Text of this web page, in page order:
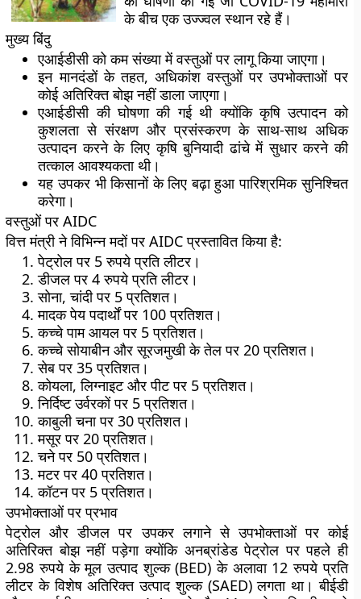
के बीच एक उज्ज्वल स्थान रहे हैं।
मुख्य बिंदु
एआईडीसी को कम संख्या में वस्तुओं पर लागू किया जाएगा।
इन मानदंडों के तहत, अधिकांश वस्तुओं पर उपभोक्ताओं पर
कोई अतिरिक्त बोझ नहीं डाला जाएगा।
एआईडीसी की घोषणा की गई थी क्योंकि कृषि उत्पादन को
कुशलता से संरक्षण और प्रसंस्करण के साथ-साथ अधिक
उत्पादन करने के लिए कृषि बुनियादी ढांचे में सुधार करने की
तत्काल आवश्यकता थी।
यह उपकर भी किसानों के लिए बढ़ा हुआ पारिश्रमिक सुनिश्चित
करेगा।
वस्तुओं पर AIDC
वित्त मंत्री ने विभिन्न मदों पर AIDC प्रस्तावित किया है:
पेट्रोल पर 5 रुपये प्रति लीटर।
डीजल पर 4 रुपये प्रति लीटर।
सोना, चांदी पर 5 प्रतिशत।
मादक पेय पदार्थों पर 100 प्रतिशत।
कच्चे पाम आयल पर 5 प्रतिशत।
कच्चे सोयाबीन और सूरजमुखी के तेल पर 20 प्रतिशत।
सेब पर 35 प्रतिशत।
कोयला, लिग्नाइट और पीट पर 5 प्रतिशत।
निर्दिष्ट उर्वरकों पर 5 प्रतिशत।
काबुली चना पर 30 प्रतिशत।
मसूर पर 20 प्रतिशत।
चने पर 50 प्रतिशत।
मटर पर 40 प्रतिशत।
कॉटन पर 5 प्रतिशत।
उपभोक्ताओं पर प्रभाव
पेट्रोल और डीजल पर उपकर लगाने से उपभोक्ताओं पर कोई
अतिरिक्त बोझ नहीं पड़ेगा क्योंकि अनब्रांडेड पेट्रोल पर पहले ही
2.98 रुपये के मूल उत्पाद शुल्क (BED) के अलावा 12 रुपये प्रति
लीटर के विशेष अतिरिक्त उत्पाद शुल्क (SAED) लगता था। बीईडी